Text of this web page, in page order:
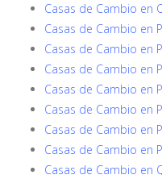
Casas de Cambio en
Casas de Cambio en
Casas de Cambio en
Casas de Cambio en
Casas de Cambio en
Casas de Cambio en
Casas de Cambio en
Casas de Cambio en
Casas de Cambio en